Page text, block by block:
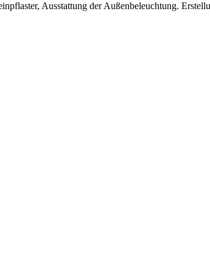
Ausstattung der Außenbeleuchtung.